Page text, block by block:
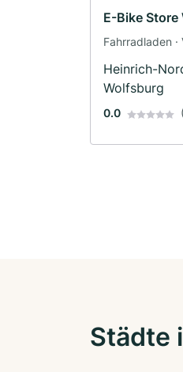
E-Bike
Fahrradladen ·
Heinrich-
Wolfsburg
0.0
Städte